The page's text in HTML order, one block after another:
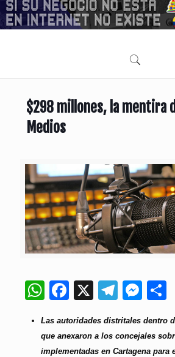
$298 millones, la mentira
Medios
WhatsApp
Facebook
X
Las autoridades distritales dentro
que anexaron a los concejales
implementadas en Cartagena para